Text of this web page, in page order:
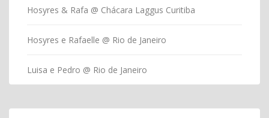
Hosyres & Rafa @ Chácara Laggus Curitiba
Hosyres e Rafaelle @ Rio de Janeiro
Luisa e Pedro @ Rio de Janeiro